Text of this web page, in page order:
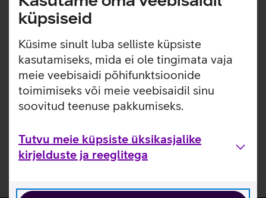
küpsiseid
Küsime sinult luba selliste küpsiste
kasutamiseks, mida ei ole tingimata vaja
meie veebisaidi põhifunktsioonide
toimimiseks või meie veebisaidil sinu
soovitud teenuse pakkumiseks.
Tutvu meie küpsiste üksikasjalike
kirjelduste ja reeglitega